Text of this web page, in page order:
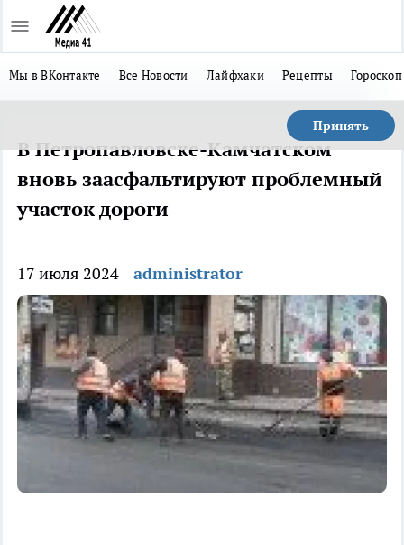
Мы в ВКонтакте Все Новости Лайфхаки Рецепты Гороскоп
Принять
В Петропавловске-Камчатском
вновь заасфальтируют проблемный
участок дороги
17 июля 2024 administrator